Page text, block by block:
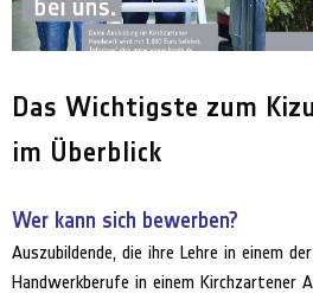
Das Wichtigste zum
im Überblick
Wer kann sich bewerben?
Auszubildende, die ihre Lehre in einem
Handwerkberufe in einem Kirchzartener